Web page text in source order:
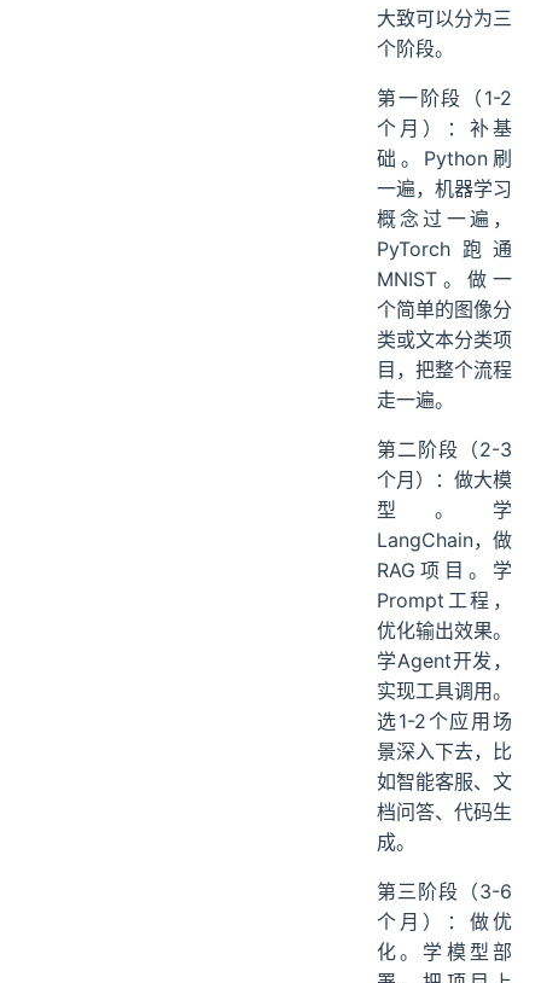
多。
大致可以分为三
个阶段。
第一阶段（1-2
个月）：补基
础。Python刷
一遍，机器学习
概念过一遍，
PyTorch跑通
MNIST。做一
个简单的图像分
类或文本分类项
目，把整个流程
走一遍。
第二阶段（2-3
个月）：做大模
型。学
LangChain，做
RAG项目。学
Prompt工程，
优化输出效果。
学Agent开发，
实现工具调用。
选1-2个应用场
景深入下去，比
如智能客服、文
档问答、代码生
成。
第三阶段（3-6
个月）：做优